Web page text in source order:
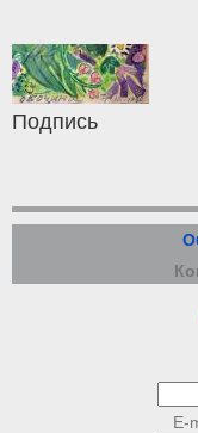
Подпись
E-